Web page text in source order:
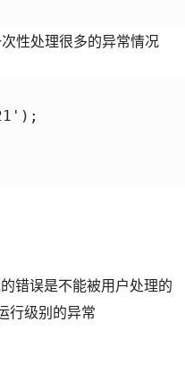
性处理很多的异常情况
错误是不能被用户处理的
行级别的异常